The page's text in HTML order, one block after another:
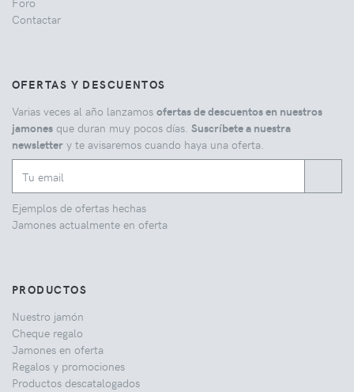
Contactar
OFERTAS Y DESCUENTOS
Varias veces al año lanzamos ofertas de descuentos en nuestros
jamones que duran muy pocos días. Suscríbete a nuestra
newsletter y te avisaremos cuando haya una oferta.
Ejemplos de ofertas hechas
Jamones actualmente en oferta
PRODUCTOS
Nuestro jamón
Cheque regalo
Jamones en oferta
Regalos y promociones
Productos descatalogados